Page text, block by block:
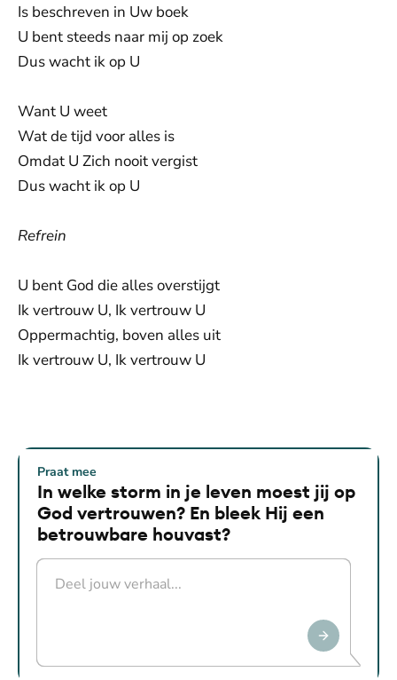
Is beschreven in Uw boek
U bent steeds naar mij op zoek
Dus wacht ik op U
Want U weet
Wat de tijd voor alles is
Omdat U Zich nooit vergist
Dus wacht ik op U
Refrein
U bent God die alles overstijgt
Ik vertrouw U, Ik vertrouw U
Oppermachtig, boven alles uit
Ik vertrouw U, Ik vertrouw U
Praat mee
In welke storm in je leven moest jij op
God vertrouwen? En bleek Hij een
betrouwbare houvast?